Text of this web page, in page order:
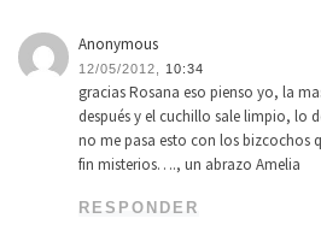
Anonymous
12/05/2012, 10:34
gracias Rosana eso pienso yo, la
después y el cuchillo sale limpio, lo
no me pasa esto con los bizcochos
fin misterios…., un abrazo Amelia
RESPONDER